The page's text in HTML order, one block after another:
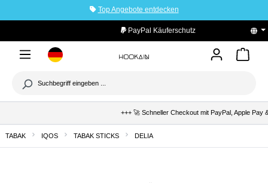
Top Angebote entdecken
PayPal Käuferschutz
+++ 🚀 Schneller Checkout mit PayPal, Apple Pay
TABAK IQOS TABAK STICKS DELIA